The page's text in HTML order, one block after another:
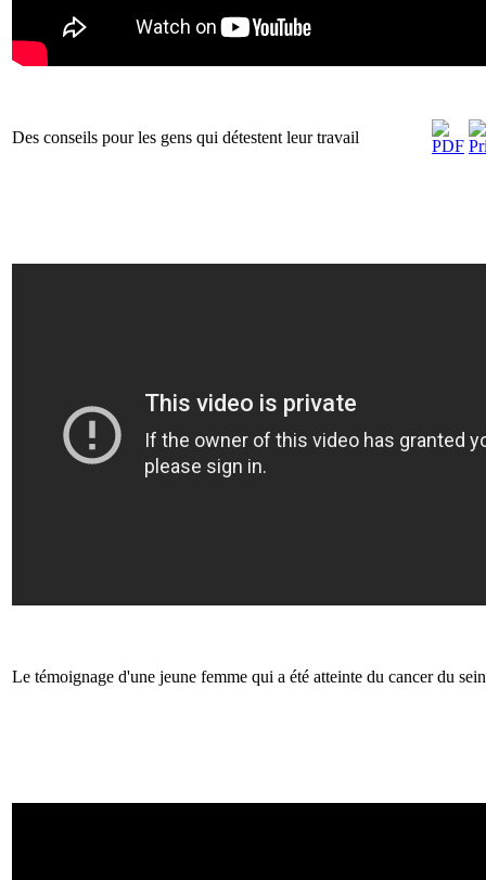
Des conseils pour les gens qui détestent leur travail
Le témoignage d'une jeune femme qui a été atteinte du cancer du sein